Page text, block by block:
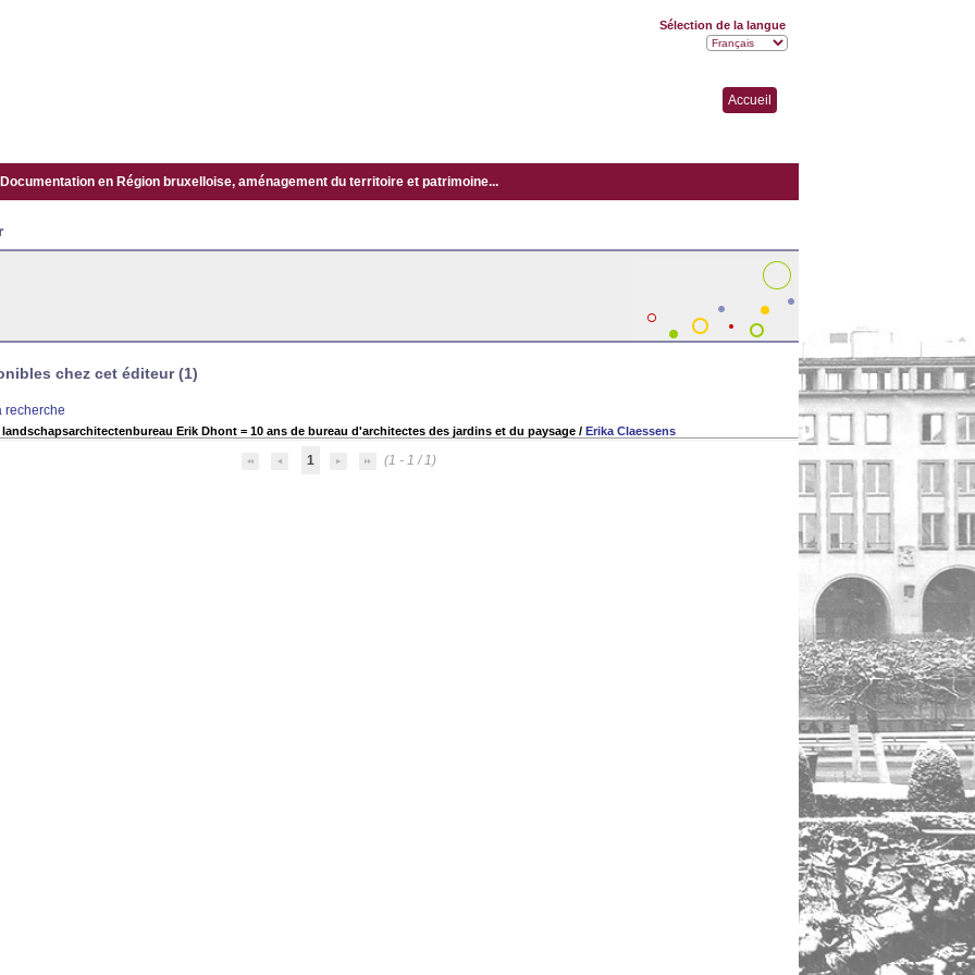
Accueil
Documentation en Région bruxelloise, aménagement du territoire et patrimoine...
chez cet éditeur (1)
recherche
Erik Dhont = 10 ans de bureau d'architectes des jardins et du paysage / Erika Claessens
1 (1 - 1 / 1)
Sélection de la langue